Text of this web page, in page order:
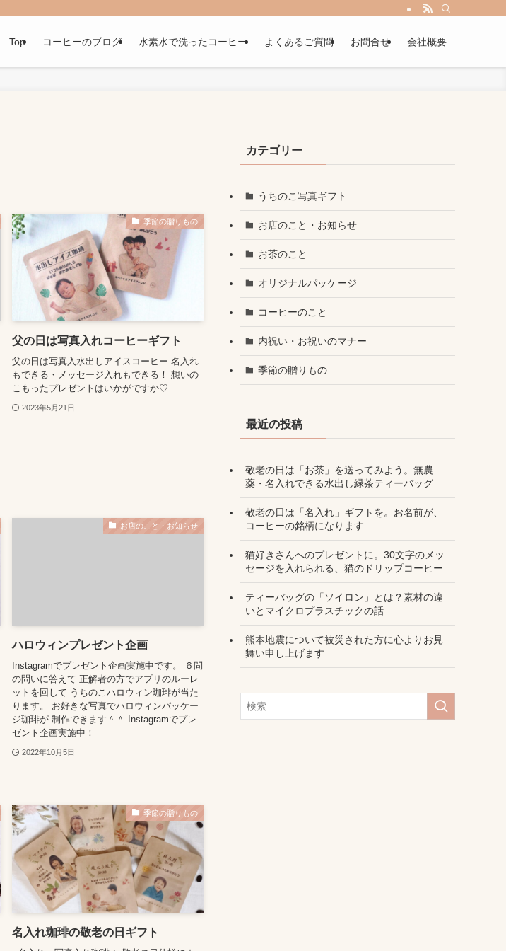
Top コーヒーのブログ 水素水で洗ったコーヒー よくあるご質問 お問合せ 会社概要
季節の贈りもの
父の日は写真入れコーヒーギフト
父の日は写真入水出しアイスコーヒー 名入れ
もできる・メッセージ入れもできる！ 想いの
こもったプレゼントはいかがですか♡
2023年5月21日
お店のこと・お知らせ
ハロウィンプレゼント企画
Instagramでプレゼント企画実施中です。 ６問
の問いに答えて 正解者の方でアプリのルーレ
ットを回して うちのこハロウィン珈琲が当た
ります。 お好きな写真でハロウィンパッケー
ジ珈琲が 制作できます＾＾ Instagramでプレ
ゼント企画実施中！
2022年10月5日
季節の贈りもの
名入れ珈琲の敬老の日ギフト
カテゴリー
うちのこ写真ギフト
お店のこと・お知らせ
お茶のこと
オリジナルパッケージ
コーヒーのこと
内祝い・お祝いのマナー
季節の贈りもの
最近の投稿
敬老の日は「お茶」を送ってみよう。無農
薬・名入れできる水出し緑茶ティーバッグ
敬老の日は「名入れ」ギフトを。お名前が、
コーヒーの銘柄になります
猫好きさんへのプレゼントに。30文字のメッ
セージを入れられる、猫のドリップコーヒー
ティーバッグの「ソイロン」とは？素材の違
いとマイクロプラスチックの話
熊本地震について被災された方に心よりお見
舞い申し上げます